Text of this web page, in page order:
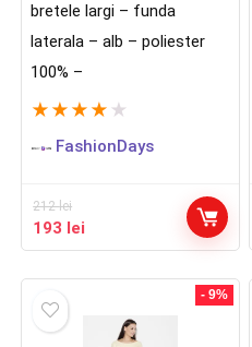
bretele largi – funda
laterala – alb – poliester
100% –
★ ★ ★ ★ ★
FashionDays
212lei
Prețul
inițial
212 lei.
193 lei
curent
- 9%